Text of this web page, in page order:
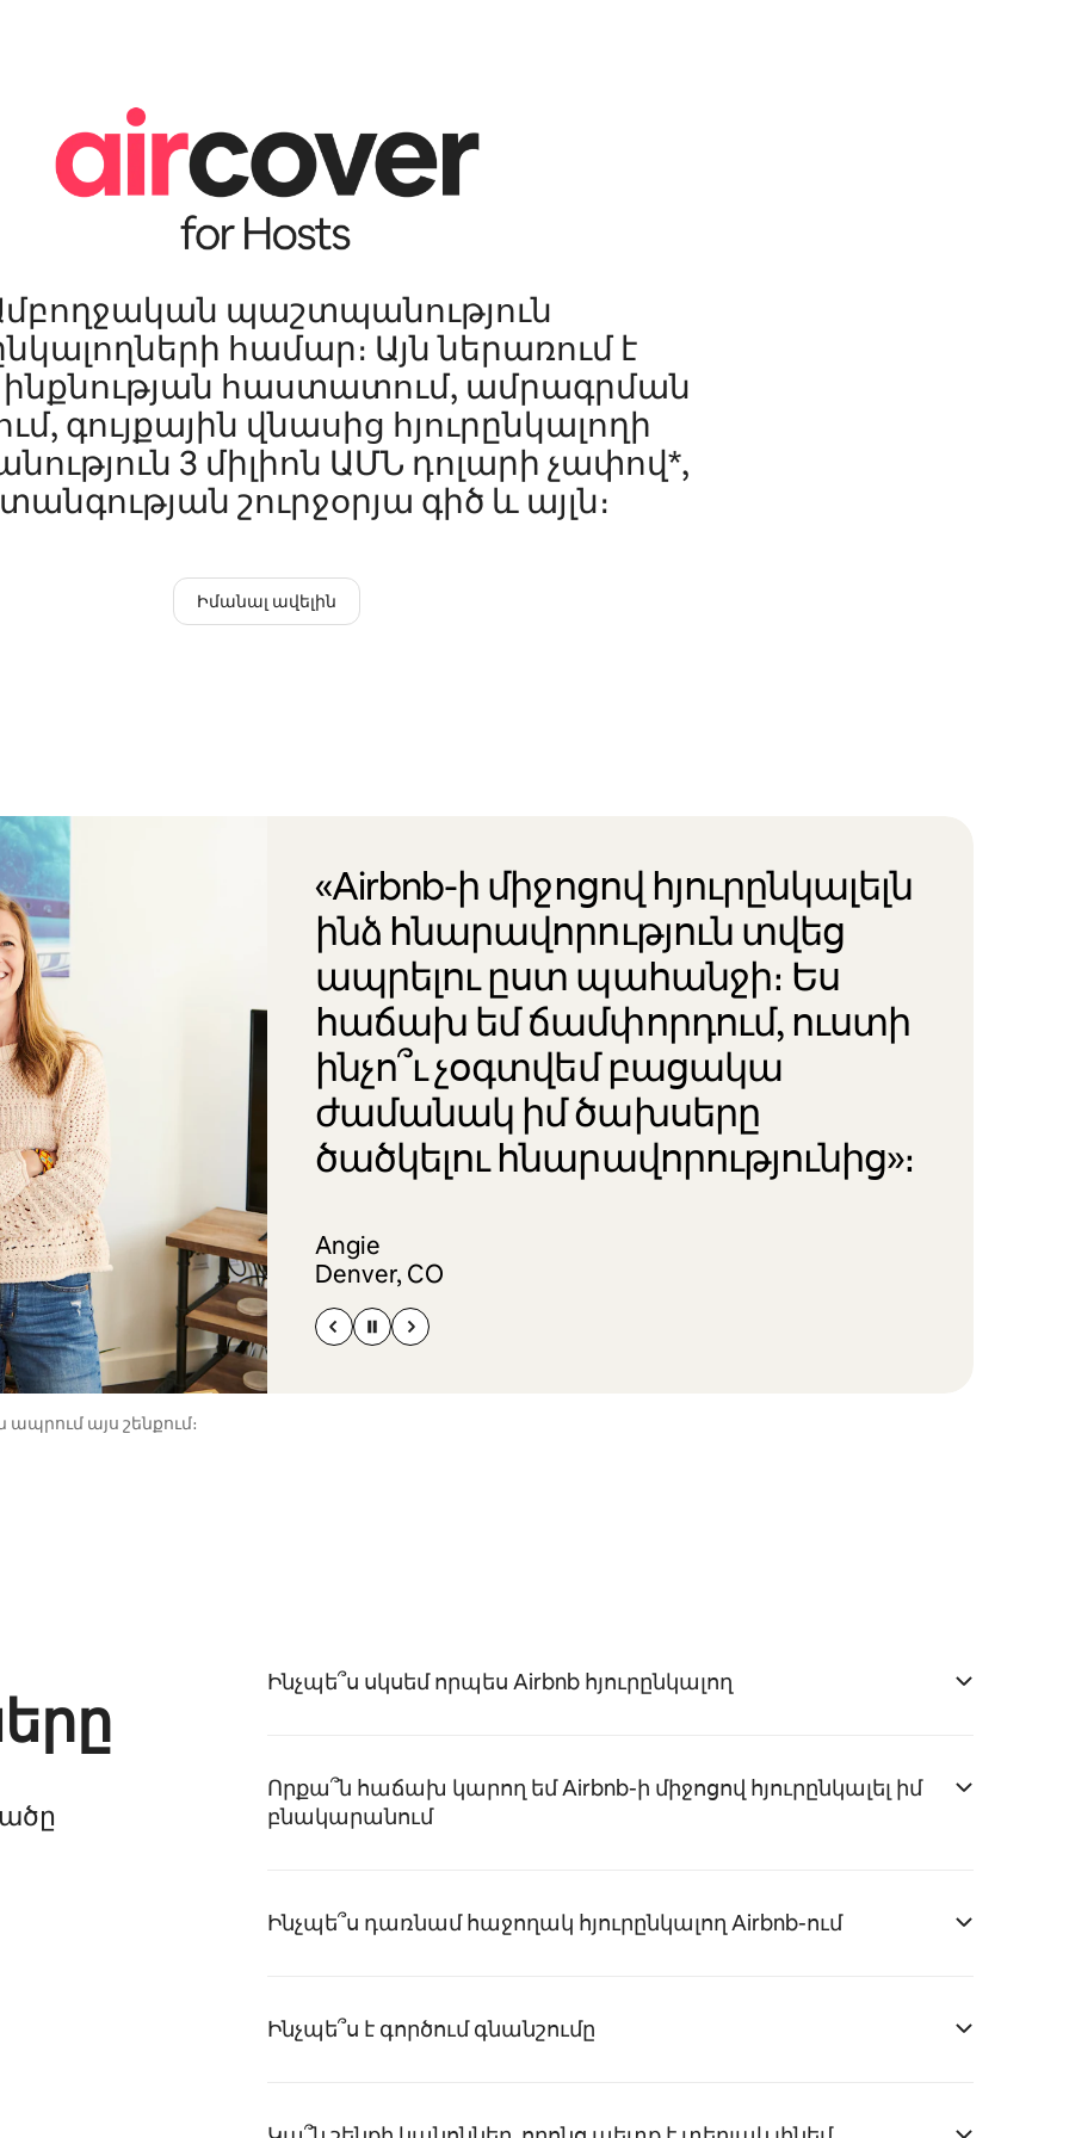
պաշտպանություն
համար։ Այն ներառում է
ինքնության հաստատում, ամրագրման
գույքային վնասից հյուրընկալողի
3 միլիոն ԱՄՆ դոլարի չափով*,
շուրջօրյա գիծ և այլն։
Իմանալ ավելին
«Airbnb-ի միջոցով հյուրընկալելն
ինձ հնարավորություն տվեց
ապրելու ըստ պահանջի։ Ես
հաճախ եմ ճամփորդում, ուստի
ինչո՞ւ չօգտվեմ բացակա
ժամանակ իմ ծախսերը
ծածկելու հնարավորությունից»։
Angie
Denver, CO
այս շենքում։
Ինչպե՞ս սկսեմ որպես Airbnb հյուրընկալող
Որքա՞ն հաճախ կարող եմ Airbnb-ի միջոցով հյուրընկալել իմ
բնակարանում
Ինչպե՞ս դառնամ հաջողակ հյուրընկալող Airbnb-ում
Ինչպե՞ս է գործում գնանշումը